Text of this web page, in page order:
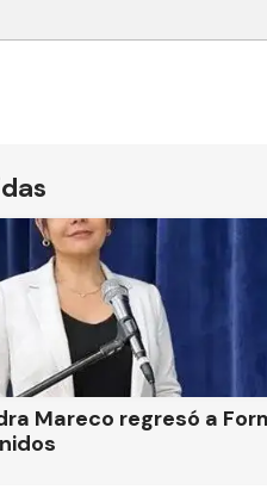
Mareco regresó a